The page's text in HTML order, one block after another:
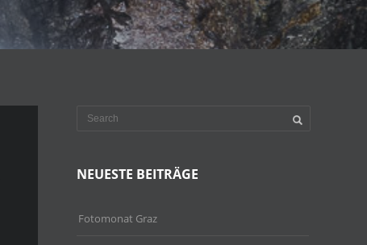
NEUESTE BEITRÄGE
Fotomonat Graz